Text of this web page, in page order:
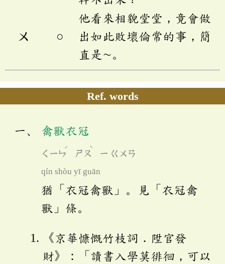
ㄨ ○
他看來相貌堂堂，竟會做
出如此敗壞倫常的事，簡
直是∼。
Ref. words
禽獸衣冠
ㄑㄧㄣ
ˊ
ㄕㄡ
ˋ
ㄧ ㄍㄨㄢ
qín shòu yī guān
猶「衣冠禽獸」。見「衣冠禽
獸」條。
《京華慷慨竹枝詞．陞官發
財》：「讀書入學莫徘徊，可以